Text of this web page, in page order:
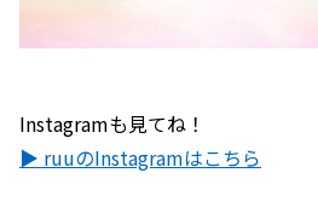
Instagramも見てね！
▶ ruuのInstagramはこちら